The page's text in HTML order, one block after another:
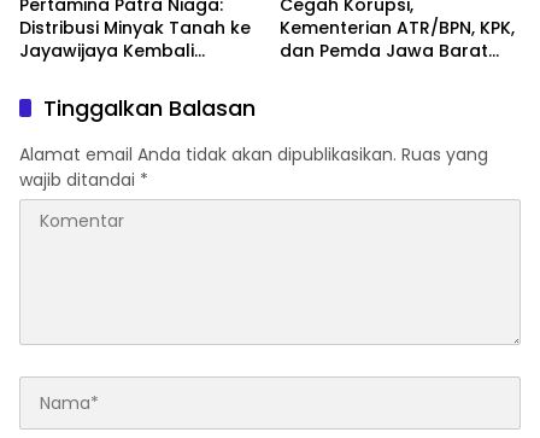
Pertamina Patra Niaga:
Distribusi Minyak Tanah ke
Jayawijaya Kembali
Cegah Korupsi,
Kementerian ATR/BPN, KPK,
dan Pemda Jawa Barat
Tinggalkan Balasan
Alamat email Anda tidak akan dipublikasikan. Ruas yang
wajib ditandai *